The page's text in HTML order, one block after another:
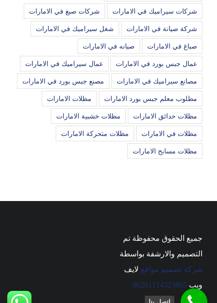
شركات سيراميك في الامارات شركات صبغ في الامارات
شركة صيانة في الامارات شغل سيراميك في الامارات
صباغ في الامارات صيانه في الامارات
عمال جبس بورد في الامارات عمال سيراميك في الامارات
مصانع سيراميك في الامارات مصنع جبس بورد في الامارات
مطلوب معلم جبس بورد الامارات مظلات الامارات
مظلات حدائق الامارات مظلات خشبية الامارات
مظلات في الامارات مظلات متحركة الامارات
مظلات مسابح الامارات
جميع الحقوق محفوظة تم
التصميم والارشفة بواسطة
شركة تصميم مواقع لايف
ويب 00201114323865